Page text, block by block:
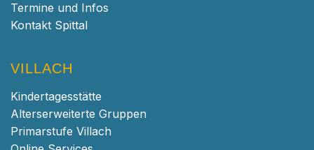
Termine und Infos
Kontakt Spittal
VILLACH
Kindertagesstätte
Alterserweiterte Gruppen
Primarstufe Villach